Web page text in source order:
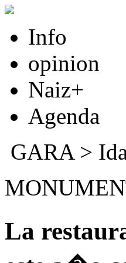
Info
opinion
Naiz+
Agenda
GARA>
La